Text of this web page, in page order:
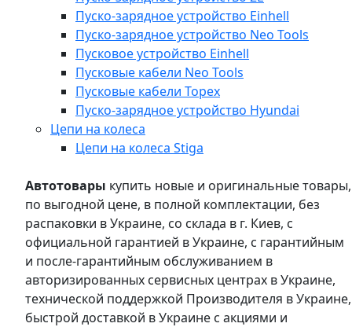
Пуско-зарядное устройство Einhell
Пуско-зарядное устройство Neo Tools
Пусковое устройство Einhell
Пусковые кабели Neo Tools
Пусковые кабели Topex
Пуско-зарядное устройство Hyundai
Цепи на колеса
Цепи на колеса Stiga
Автотовары купить новые и оригинальные товары,
по выгодной цене, в полной комплектации, без
распаковки в Украине, со склада в г. Киев, с
официальной гарантией в Украине, с гарантийным
и после-гарантийным обслуживанием в
авторизированных сервисных центрах в Украине,
технической поддержкой Производителя в Украине,
быстрой доставкой в Украине с акциями и